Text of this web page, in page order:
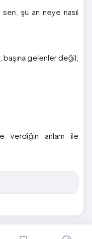
şu an neye nasıl
gelenler değil;
verdiğin anlam ile